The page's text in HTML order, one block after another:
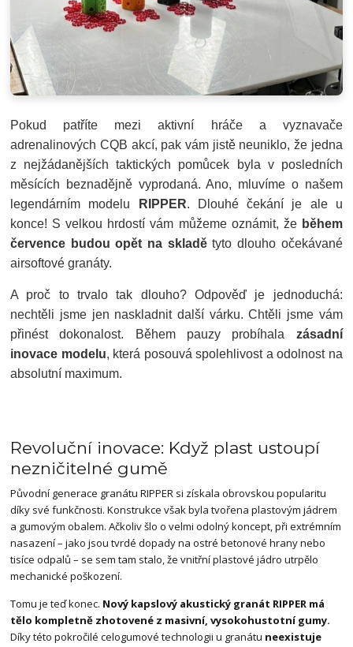
Pokud patříte mezi aktivní hráče a vyznavače
adrenalinových CQB akcí, pak vám jistě neuniklo, že jedna
z nejžádanějších taktických pomůcek byla v posledních
měsících beznadějně vyprodaná. Ano, mluvíme o našem
legendárním modelu
RIPPER. Dlouhé čekání je ale u
konce! S velkou hrdostí vám můžeme oznámit, že během
července budou opět na skladětyto dlouho očekávané
airsoftové granáty.
A proč to trvalo tak dlouho? Odpověď je jednoduchá:
nechtěli jsme jen naskladnit další várku. Chtěli jsme vám
přinést dokonalost. Během pauzy probíhala zásadní
inovace modelu, která posouvá spolehlivost a odolnost na
absolutní maximum.
Revoluční inovace: Když plast ustoupí
nezničitelné gumě
Původní generace granátu RIPPER si získala obrovskou popularitu
díky své funkčnosti. Konstrukce však byla tvořena plastovým jádrem
a gumovým obalem. Ačkoliv šlo o velmi odolný koncept, při extrémním
nasazení – jako jsou tvrdé dopady na ostré betonové hrany nebo
tisíce odpalů – se sem tam stalo, že vnitřní plastové jádro utrpělo
mechanické poškození.
Tomu je teď konec. Nový kapslový akustický granát RIPPER má
tělo kompletně zhotovené z masivní, vysokohustotní gumy.
Díky této pokročilé celogumové technologii u granátu neexistuje